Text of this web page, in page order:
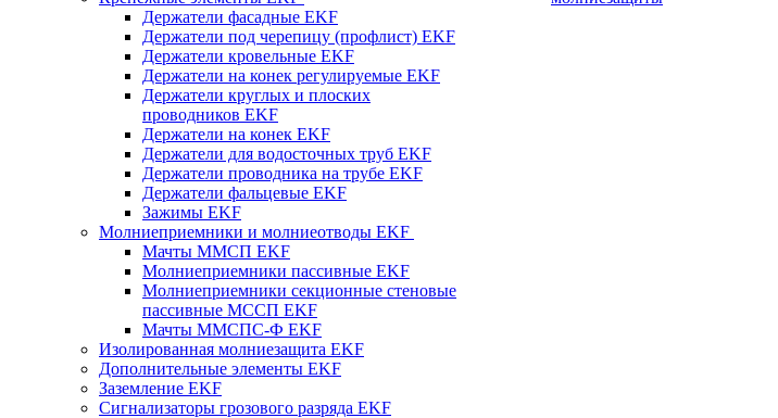
Держатели фасадные EKF
Держатели под черепицу (профлист) EKF
Держатели кровельные EKF
Держатели на конек регулируемые EKF
Держатели круглых и плоских
проводников EKF
Держатели на конек EKF
Держатели для водосточных труб EKF
Держатели проводника на трубе EKF
Держатели фальцевые EKF
Зажимы EKF
Молниеприемники и молниеотводы EKF
Мачты ММСП EKF
Молниеприемники пассивные EKF
Молниеприемники секционные стеновые
пассивные МССП EKF
Мачты ММСПС-Ф EKF
Изолированная молниезащита EKF
Дополнительные элементы EKF
Заземление EKF
Сигнализаторы грозового разряда EKF